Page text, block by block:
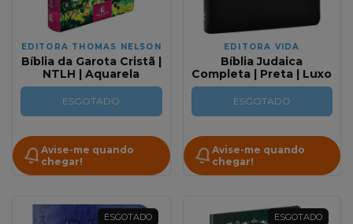
EDITORA THOMAS NELSON
Bíblia da Garota Cristã |
NTLH | Aquarela
ESGOTADO
Avise-me quando
chegar!
EDITORA VIDA
Bíblia Judaica
Completa | Preta | Luxo
ESGOTADO
Avise-me quando
chegar!
ESGOTADO ESGOTADO